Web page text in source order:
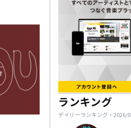
ランキング
デイリーランキング・ 2026/